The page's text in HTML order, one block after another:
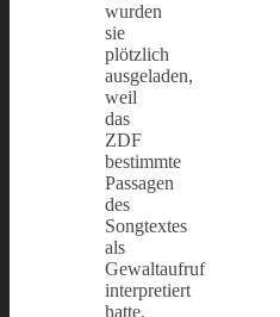
wurden
sie
plötzlich
ausgeladen,
weil
das
ZDF
bestimmte
Passagen
des
Songtextes
als
Gewaltaufruf
interpretiert
hatte.